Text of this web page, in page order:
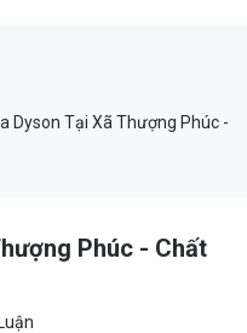
Dyson Tại Xã Thượng Phúc -
Phúc - Chất